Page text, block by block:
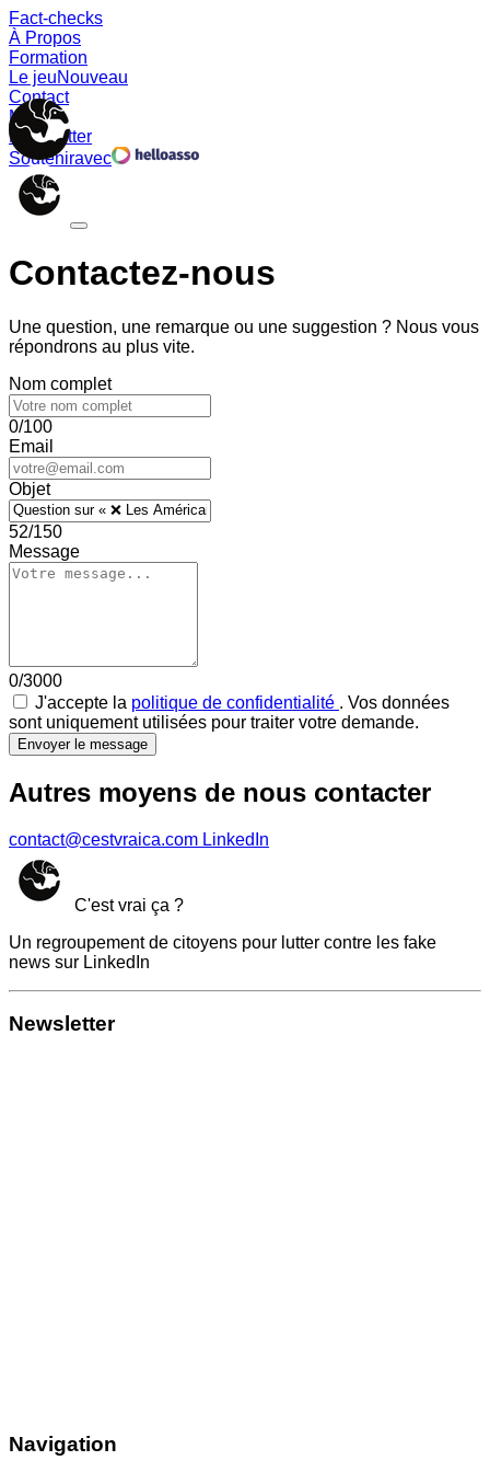
Fact-checks
À Propos
Formation
Le jeuNouveau
Contact
Memes
Newsletter
Souteniravec
Contactez-nous
Une question, une remarque ou une suggestion ? Nous vous
répondrons au plus vite.
Nom complet
0/100
Email
Objet
52/150
Message
0/3000
J'accepte la politique de confidentialité . Vos données
sont uniquement utilisées pour traiter votre demande.
Envoyer le message
Autres moyens de nous contacter
contact@cestvraica.com LinkedIn
C'est vrai ça ?
Un regroupement de citoyens pour lutter contre les fake
news sur LinkedIn
Newsletter
Navigation